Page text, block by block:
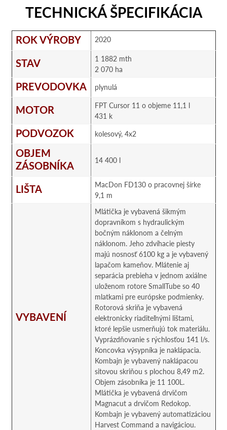
TECHNICKÁ ŠPECIFIKÁCIA
ROK VÝROBY 2020
STAV
1 1882 mth
2 070 ha
PREVODOVKA plynulá
MOTOR
FPT Cursor 11 o objeme 11,1 l
431 k
PODVOZOK kolesový, 4x2
OBJEM
ZÁSOBNÍKA
14 400 l
LIŠTA
MacDon FD130 o pracovnej šírke
9,1 m
VYBAVENÍ
Mlátička je vybavená šikmým
dopravníkom s hydraulickým
bočným náklonom a čelným
náklonom. Jeho zdvíhacie piesty
majú nosnosť 6100 kg a je vybavený
lapačom kameňov. Mlátenie aj
separácia prebieha v jednom axiálne
uloženom rotore SmallTube so 40
mlatkami pre európske podmienky.
Rotorová skriňa je vybavená
elektronicky riaditeľnými lištami,
ktoré lepšie usmerňujú tok materiálu.
Vyprázdňovanie s rýchlosťou 141 l/s.
Koncovka výsypníka je naklápacia.
Kombajn je vybavený naklápacou
sitovou skriňou s plochou 8,49 m2.
Objem zásobníka je 11 100L.
Mlátička je vybavená drvičom
Magnacut a drvičom Redokop.
Kombajn je vybavený automatizáciou
Harvest Command a navigáciou.